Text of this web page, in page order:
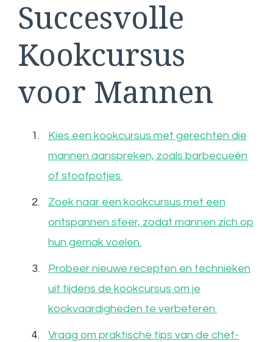
Succesvolle
Kookcursus
voor Mannen
Kies een kookcursus met gerechten die
mannen aanspreken, zoals barbecueën
of stoofpotjes.
Zoek naar een kookcursus met een
ontspannen sfeer, zodat mannen zich op
hun gemak voelen.
Probeer nieuwe recepten en technieken
uit tijdens de kookcursus om je
kookvaardigheden te verbeteren.
Vraag om praktische tips van de chef-